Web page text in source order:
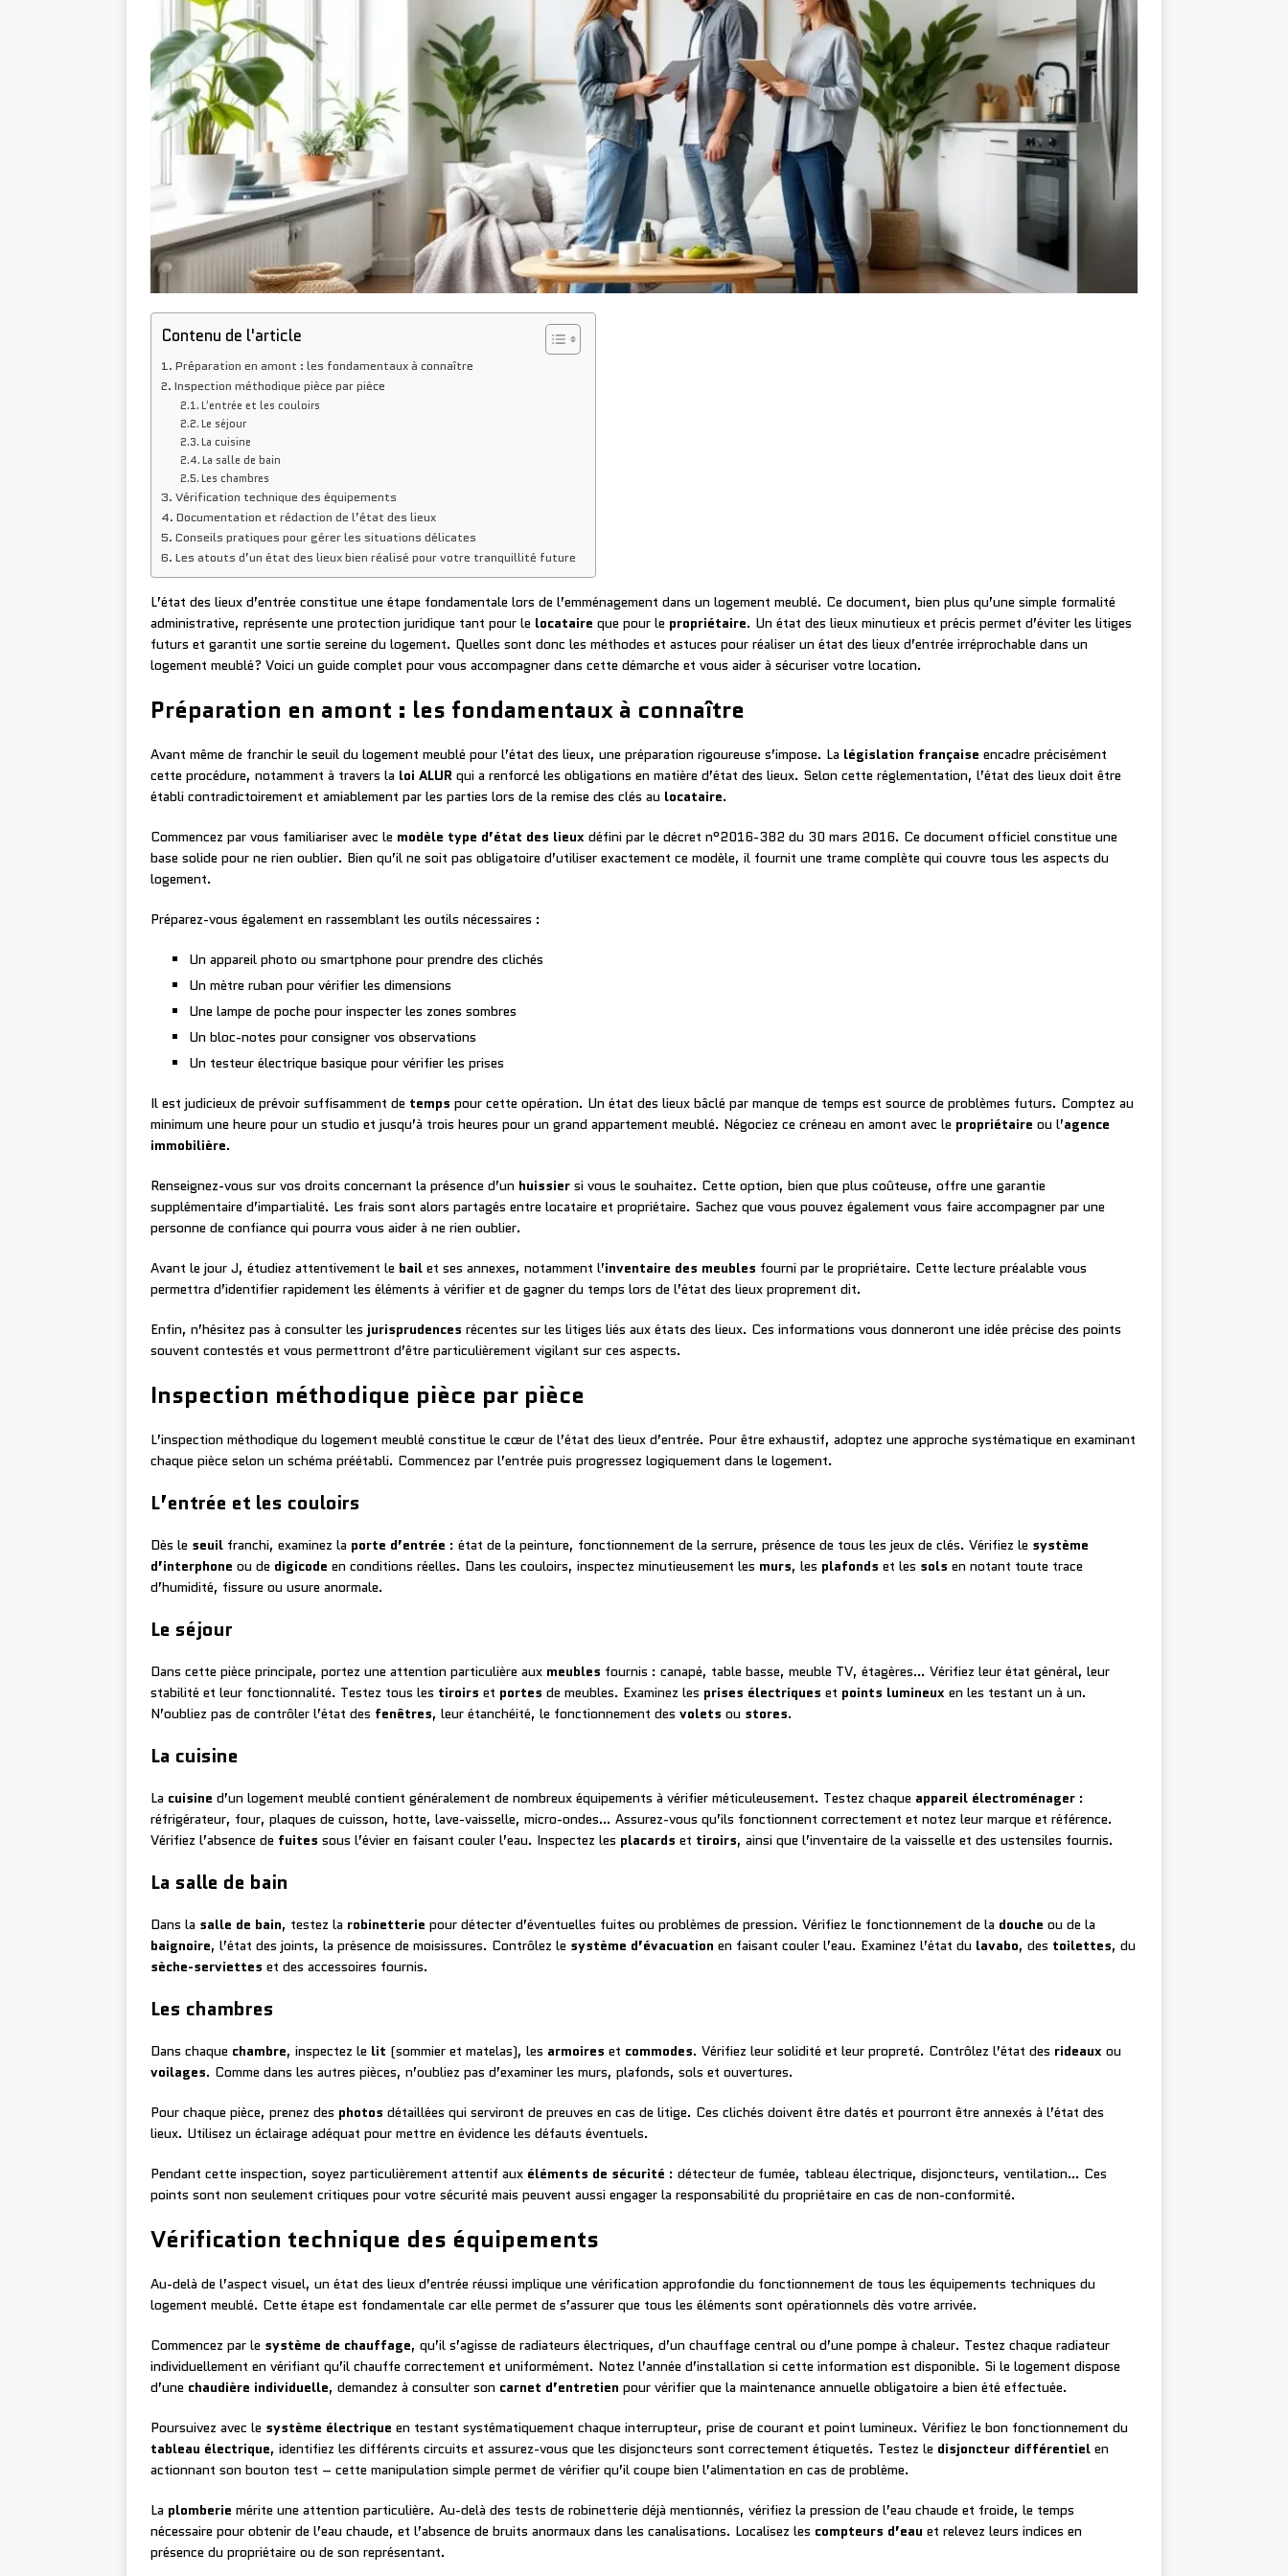
Contenu de l'article
Préparation en amont : les fondamentaux à connaître
Inspection méthodique pièce par pièce
L’entrée et les couloirs
Le séjour
La cuisine
La salle de bain
Les chambres
Vérification technique des équipements
Documentation et rédaction de l’état des lieux
Conseils pratiques pour gérer les situations délicates
Les atouts d’un état des lieux bien réalisé pour votre tranquillité future
L’état des lieux d’entrée constitue une étape fondamentale lors de l’emménagement dans un logement meublé. Ce document, bien plus qu’une simple formalité
administrative, représente une protection juridique tant pour le locataire que pour le propriétaire. Un état des lieux minutieux et précis permet d’éviter les litiges
futurs et garantit une sortie sereine du logement. Quelles sont donc les méthodes et astuces pour réaliser un état des lieux d’entrée irréprochable dans un
logement meublé? Voici un guide complet pour vous accompagner dans cette démarche et vous aider à sécuriser votre location.
Préparation en amont : les fondamentaux à connaître
Avant même de franchir le seuil du logement meublé pour l’état des lieux, une préparation rigoureuse s’impose. La législation française encadre précisément
cette procédure, notamment à travers la loi ALUR qui a renforcé les obligations en matière d’état des lieux. Selon cette réglementation, l’état des lieux doit être
établi contradictoirement et amiablement par les parties lors de la remise des clés au locataire.
Commencez par vous familiariser avec le modèle type d’état des lieux défini par le décret n°2016-382 du 30 mars 2016. Ce document officiel constitue une
base solide pour ne rien oublier. Bien qu’il ne soit pas obligatoire d’utiliser exactement ce modèle, il fournit une trame complète qui couvre tous les aspects du
logement.
Préparez-vous également en rassemblant les outils nécessaires :
Un appareil photo ou smartphone pour prendre des clichés
Un mètre ruban pour vérifier les dimensions
Une lampe de poche pour inspecter les zones sombres
Un bloc-notes pour consigner vos observations
Un testeur électrique basique pour vérifier les prises
Il est judicieux de prévoir suffisamment de temps pour cette opération. Un état des lieux bâclé par manque de temps est source de problèmes futurs. Comptez au
minimum une heure pour un studio et jusqu’à trois heures pour un grand appartement meublé. Négociez ce créneau en amont avec le propriétaire ou l’agence
immobilière.
Renseignez-vous sur vos droits concernant la présence d’un huissier si vous le souhaitez. Cette option, bien que plus coûteuse, offre une garantie
supplémentaire d’impartialité. Les frais sont alors partagés entre locataire et propriétaire. Sachez que vous pouvez également vous faire accompagner par une
personne de confiance qui pourra vous aider à ne rien oublier.
Avant le jour J, étudiez attentivement le bail et ses annexes, notamment l’inventaire des meubles fourni par le propriétaire. Cette lecture préalable vous
permettra d’identifier rapidement les éléments à vérifier et de gagner du temps lors de l’état des lieux proprement dit.
Enfin, n’hésitez pas à consulter les jurisprudences récentes sur les litiges liés aux états des lieux. Ces informations vous donneront une idée précise des points
souvent contestés et vous permettront d’être particulièrement vigilant sur ces aspects.
Inspection méthodique pièce par pièce
L’inspection méthodique du logement meublé constitue le cœur de l’état des lieux d’entrée. Pour être exhaustif, adoptez une approche systématique en examinant
chaque pièce selon un schéma préétabli. Commencez par l’entrée puis progressez logiquement dans le logement.
L’entrée et les couloirs
Dès le seuil franchi, examinez la porte d’entrée : état de la peinture, fonctionnement de la serrure, présence de tous les jeux de clés. Vérifiez le système
d’interphone ou de digicode en conditions réelles. Dans les couloirs, inspectez minutieusement les murs, les plafonds et les sols en notant toute trace
d’humidité, fissure ou usure anormale.
Le séjour
Dans cette pièce principale, portez une attention particulière aux meubles fournis : canapé, table basse, meuble TV, étagères… Vérifiez leur état général, leur
stabilité et leur fonctionnalité. Testez tous les tiroirs et portes de meubles. Examinez les prises électriques et points lumineux en les testant un à un.
N’oubliez pas de contrôler l’état des fenêtres, leur étanchéité, le fonctionnement des volets ou stores.
La cuisine
La cuisine d’un logement meublé contient généralement de nombreux équipements à vérifier méticuleusement. Testez chaque appareil électroménager :
réfrigérateur, four, plaques de cuisson, hotte, lave-vaisselle, micro-ondes… Assurez-vous qu’ils fonctionnent correctement et notez leur marque et référence.
Vérifiez l’absence de fuites sous l’évier en faisant couler l’eau. Inspectez les placards et tiroirs, ainsi que l’inventaire de la vaisselle et des ustensiles fournis.
La salle de bain
Dans la salle de bain, testez la robinetterie pour détecter d’éventuelles fuites ou problèmes de pression. Vérifiez le fonctionnement de la douche ou de la
baignoire, l’état des joints, la présence de moisissures. Contrôlez le système d’évacuation en faisant couler l’eau. Examinez l’état du lavabo, des toilettes, du
sèche-serviettes et des accessoires fournis.
Les chambres
Dans chaque chambre, inspectez le lit (sommier et matelas), les armoires et commodes. Vérifiez leur solidité et leur propreté. Contrôlez l’état des rideaux ou
voilages. Comme dans les autres pièces, n’oubliez pas d’examiner les murs, plafonds, sols et ouvertures.
Pour chaque pièce, prenez des photos détaillées qui serviront de preuves en cas de litige. Ces clichés doivent être datés et pourront être annexés à l’état des
lieux. Utilisez un éclairage adéquat pour mettre en évidence les défauts éventuels.
Pendant cette inspection, soyez particulièrement attentif aux éléments de sécurité : détecteur de fumée, tableau électrique, disjoncteurs, ventilation… Ces
points sont non seulement critiques pour votre sécurité mais peuvent aussi engager la responsabilité du propriétaire en cas de non-conformité.
Vérification technique des équipements
Au-delà de l’aspect visuel, un état des lieux d’entrée réussi implique une vérification approfondie du fonctionnement de tous les équipements techniques du
logement meublé. Cette étape est fondamentale car elle permet de s’assurer que tous les éléments sont opérationnels dès votre arrivée.
Commencez par le système de chauffage, qu’il s’agisse de radiateurs électriques, d’un chauffage central ou d’une pompe à chaleur. Testez chaque radiateur
individuellement en vérifiant qu’il chauffe correctement et uniformément. Notez l’année d’installation si cette information est disponible. Si le logement dispose
d’une chaudière individuelle, demandez à consulter son carnet d’entretien pour vérifier que la maintenance annuelle obligatoire a bien été effectuée.
Poursuivez avec le système électrique en testant systématiquement chaque interrupteur, prise de courant et point lumineux. Vérifiez le bon fonctionnement du
tableau électrique, identifiez les différents circuits et assurez-vous que les disjoncteurs sont correctement étiquetés. Testez le disjoncteur différentiel en
actionnant son bouton test – cette manipulation simple permet de vérifier qu’il coupe bien l’alimentation en cas de problème.
La plomberie mérite une attention particulière. Au-delà des tests de robinetterie déjà mentionnés, vérifiez la pression de l’eau chaude et froide, le temps
nécessaire pour obtenir de l’eau chaude, et l’absence de bruits anormaux dans les canalisations. Localisez les compteurs d’eau et relevez leurs indices en
présence du propriétaire ou de son représentant.